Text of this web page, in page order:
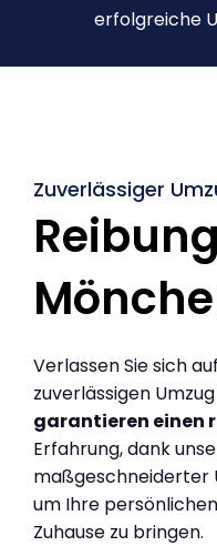
erfolgreiche
Zuverlässiger
Verlassen Sie sich
zuverlässigen
garantieren einen
Erfahrung, dank
maßgeschneiderter
um Ihre
Zuhause zu bringen.